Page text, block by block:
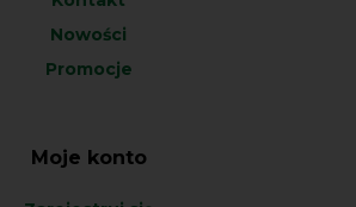
Nowości
Promocje
Moje konto